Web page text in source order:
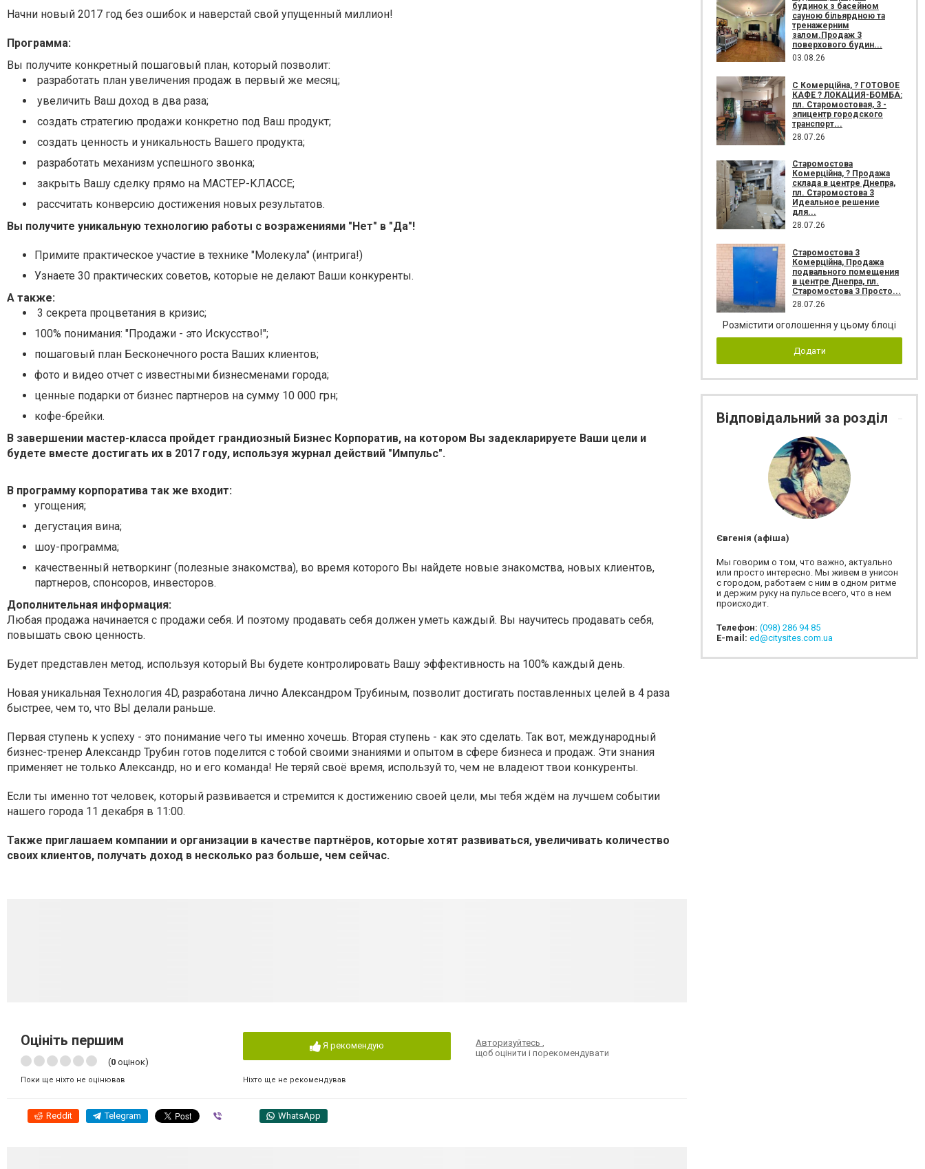
Начни новый 2017 год без ошибок и наверстай свой упущенный миллион!
Программа:
Вы получите конкретный пошаговый план, который позволит:
разработать план увеличения продаж в первый же месяц;
увеличить Ваш доход в два раза;
создать стратегию продажи конкретно под Ваш продукт;
создать ценность и уникальность Вашего продукта;
разработать механизм успешного звонка;
закрыть Вашу сделку прямо на МАСТЕР-КЛАССЕ;
рассчитать конверсию достижения новых результатов.
Вы получите уникальную технологию работы с возражениями "Нет" в "Да"!
Примите практическое участие в технике "Молекула" (интрига!)
Узнаете 30 практических советов, которые не делают Ваши конкуренты.
А также:
3 секрета процветания в кризис;
100% понимания: "Продажи - это Искусство!";
пошаговый план Бесконечного роста Ваших клиентов;
фото и видео отчет с известными бизнесменами города;
ценные подарки от бизнес партнеров на сумму 10 000 грн;
кофе-брейки.
В завершении мастер-класса пройдет грандиозный Бизнес Корпоратив, на котором Вы задекларируете Ваши цели и
будете вместе достигать их в 2017 году, используя журнал действий "Импульс".
В программу корпоратива так же входит:
угощения;
дегустация вина;
шоу-программа;
качественный нетворкинг (полезные знакомства), во время которого Вы найдете новые знакомства, новых клиентов,
партнеров, спонсоров, инвесторов.
Дополнительная информация:
Любая продажа начинается с продажи себя. И поэтому продавать себя должен уметь каждый. Вы научитесь продавать себя,
повышать свою ценность.
Будет представлен метод, используя который Вы будете контролировать Вашу эффективность на 100% каждый день.
Новая уникальная Технология 4D, разработана лично Александром Трубиным, позволит достигать поставленных целей в 4 раза
быстрее, чем то, что ВЫ делали раньше.
Первая ступень к успеху - это понимание чего ты именно хочешь. Вторая ступень - как это сделать. Так вот, международный
бизнес-тренер Александр Трубин готов поделится с тобой своими знаниями и опытом в сфере бизнеса и продаж. Эти знания
применяет не только Александр, но и его команда! Не теряй своё время, используй то, чем не владеют твои конкуренты.
Если ты именно тот человек, который развивается и стремится к достижению своей цели, мы тебя ждём на лучшем событии
нашего города 11 декабря в 11:00.
Также приглашаем компании и организации в качестве партнёров, которые хотят развиваться, увеличивать количество
своих клиентов, получать доход в несколько раз больше, чем сейчас.
Оцініть першим
(0 оцінок)
Поки ще ніхто не оцінював
Я рекомендую
Ніхто ще не рекомендував
Авторизуйтесь,
щоб оцінити і порекомендувати
Reddit Telegram WhatsApp
будинок з басейном
сауною більярдною та
тренажерним
залом.Продаж 3
поверхового будин...
03.08.26
С Комерційна, ? ГОТОВОЕ
КАФЕ ? ЛОКАЦИЯ-БОМБА:
пл. Старомостовая, 3 -
эпицентр городского
транспорт...
28.07.26
Старомостова
Комерційна, ? Продажа
склада в центре Днепра,
пл. Старомостова 3
Идеальное решение
для...
28.07.26
Старомостова 3
Комерційна, Продажа
подвального помещения
в центре Днепра, пл.
Старомостова 3 Просто...
28.07.26
Розмістити оголошення у цьому блоці
Додати
Відповідальний за розділ
Євгенія (афіша)
Мы говорим о том, что важно, актуально
или просто интересно. Мы живем в унисон
с городом, работаем с ним в одном ритме
и держим руку на пульсе всего, что в нем
происходит.
Телефон: (098) 286 94 85
E-mail: ed@citysites.com.ua